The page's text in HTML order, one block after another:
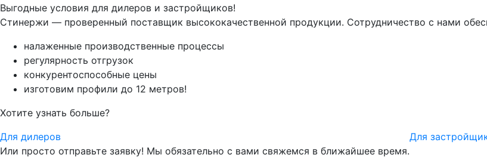
Выгодные условия для дилеров и застройщиков!
Стинержи — проверенный поставщик высококачественной продукции. Сотрудничество с нами
налаженные производственные процессы
регулярность отгрузок
конкурентоспособные цены
изготовим профили до 12 метров!
Хотите узнать больше?
Для дилеров
Для
Или просто отправьте заявку! Мы обязательно с вами свяжемся в ближайшее время.